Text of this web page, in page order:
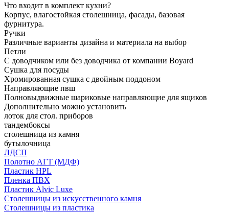
Что входит в комплект кухни?
Корпус, влагостойкая столешница, фасады, базовая
фурнитура.
Ручки
Различные варианты дизайна и материала на выбор
Петли
С доводчиком или без доводчика от компании Boyard
Сушка для посуды
Хромированная сушка с двойным поддоном
Направляющие пвш
Полновыдвижные шариковые направляющие для ящиков
Дополнительно можно установить
лоток для стол. приборов
тандембоксы
столешница из камня
бутылочница
ЛДСП
Полотно АГТ (МДФ)
Пластик HPL
Пленка ПВХ
Пластик Alvic Luxe
Столешницы из искусственного камня
Столешницы из пластика